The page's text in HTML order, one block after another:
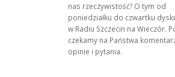
nas rzeczywistość? O tym od
poniedziałku do czwartku
w Radiu Szczecin na Wieczór.
czekamy na Państwa
opinie i pytania.